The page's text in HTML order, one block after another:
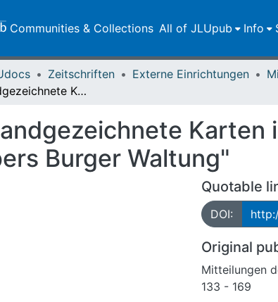
Communities & Collections All of JLUpub Info
Zeitschriften Externe Einrichtungen
Alte handgezeichnete Karten im Gräflichen Archiv zu Laubach: Die "Ruppers Burger Waltung"
Karten
Burger Waltung"
Quotable
DOI:
Original
Mitteilungen
133 - 169